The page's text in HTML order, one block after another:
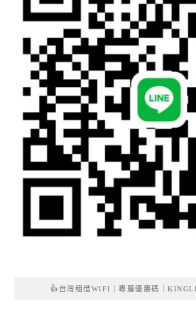
👍台灣租借WIFI｜專屬優惠碼｜